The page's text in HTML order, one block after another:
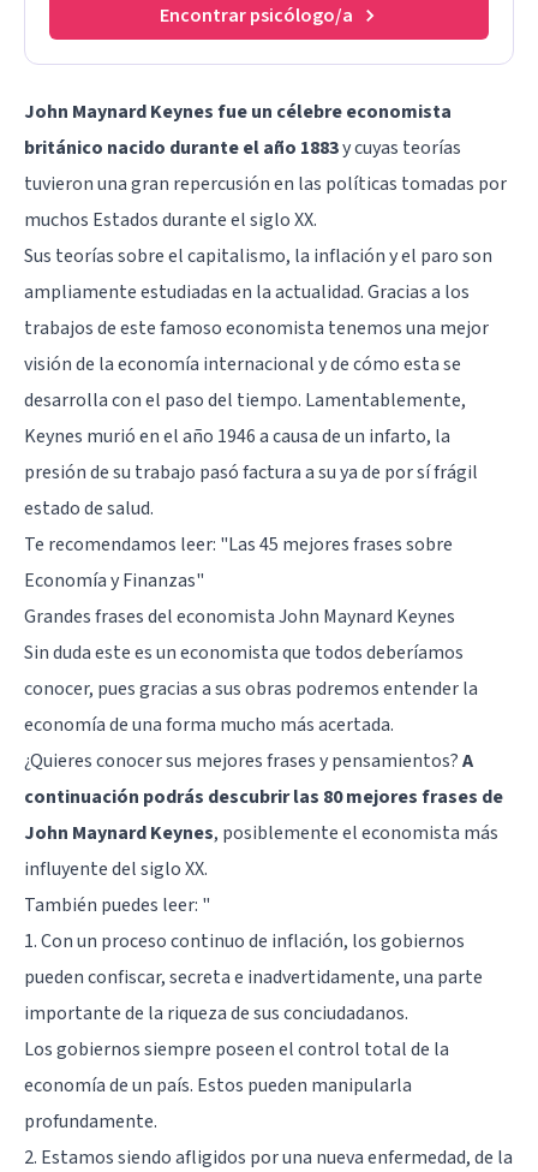
Encontrar psicólogo/a
John Maynard Keynes fue un célebre economista
británico nacido durante el año 1883y cuyas teorías
tuvieron una gran repercusión en las políticas tomadas por
muchos Estados durante el siglo XX.
Sus teorías sobre el capitalismo, la inflación y el paro son
ampliamente estudiadas en la actualidad. Gracias a los
trabajos de este famoso economista tenemos una mejor
visión de la economía internacional y de cómo esta se
desarrolla con el paso del tiempo. Lamentablemente,
Keynes murió en el año 1946 a causa de un infarto, la
presión de su trabajo pasó factura a su ya de por sí frágil
estado de salud.
Te recomendamos leer: "Las 45 mejores frases sobre
Economía y Finanzas"
Grandes frases del economista John Maynard Keynes
Sin duda este es un economista que todos deberíamos
conocer, pues gracias a sus obras podremos entender la
economía de una forma mucho más acertada.
¿Quieres conocer sus mejores frases y pensamientos?A
continuación podrás descubrir las 80 mejores frases de
John Maynard Keynes, posiblemente el economista más
influyente del siglo XX.
También puedes leer: "
1. Con un proceso continuo de inflación, los gobiernos
pueden confiscar, secreta e inadvertidamente, una parte
importante de la riqueza de sus conciudadanos.
Los gobiernos siempre poseen el control total de la
economía de un país. Estos pueden manipularla
profundamente.
2. Estamos siendo afligidos por una nueva enfermedad, de la